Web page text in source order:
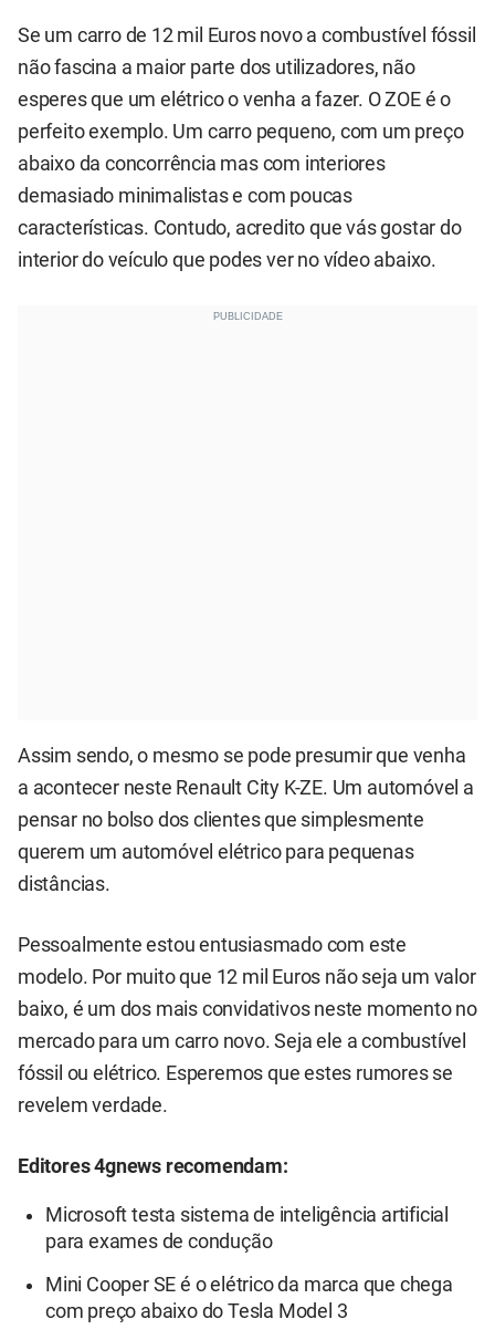
Se um carro de 12 mil Euros novo a combustível fóssil
não fascina a maior parte dos utilizadores, não
esperes que um elétrico o venha a fazer. O ZOE é o
perfeito exemplo. Um carro pequeno, com um preço
abaixo da concorrência mas com interiores
demasiado minimalistas e com poucas
características. Contudo, acredito que vás gostar do
interior do veículo que podes ver no vídeo abaixo.
Assim sendo, o mesmo se pode presumir que venha
a acontecer neste Renault City K-ZE. Um automóvel a
pensar no bolso dos clientes que simplesmente
querem um automóvel elétrico para pequenas
distâncias.
Pessoalmente estou entusiasmado com este
modelo. Por muito que 12 mil Euros não seja um valor
baixo, é um dos mais convidativos neste momento no
mercado para um carro novo. Seja ele a combustível
fóssil ou elétrico. Esperemos que estes rumores se
revelem verdade.
Editores 4gnews recomendam:
Microsoft testa sistema de inteligência artificial
para exames de condução
Mini Cooper SE é o elétrico da marca que chega
com preço abaixo do Tesla Model 3